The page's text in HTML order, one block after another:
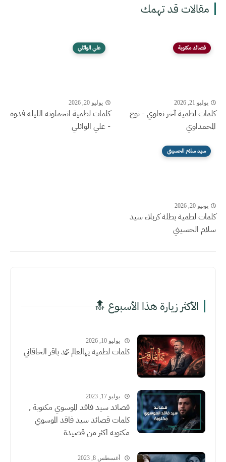
مقالات قد تهمك
قصائد مكتوبة
يوليو 21, 2026
كلمات لطمية آخر نعاوي - نوح
المحمداوي
علي الوائلي
يوليو 20, 2026
كلمات لطمية اتحملونه الليله فدوه
- علي الوائلي
سيد سلام الحسيني
يونيو 20, 2026
كلمات لطمية بطلة كربلاء سيد
سلام الحسيني
الأكثر زيارة هذا الأسبوع 🔝
يوليو 10, 2026
كلمات لطمية يهالعالم محمد باقر الخاقاني
يوليو 17, 2023
قصائد سيد فاقد الموسوي مكتوبة ,
كلمات قصائد سيد فاقد الموسوي
مكتوبه اكثر من قصيدة
أغسطس 8, 2023